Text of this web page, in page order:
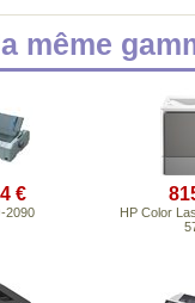
même
€
2090
HP Color